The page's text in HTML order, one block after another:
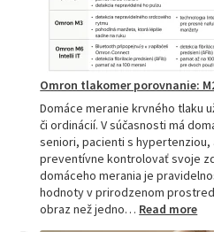
Omron tlakomer porovnanie:
Domáce meranie krvného tlaku
či ordinácií. V súčasnosti má
seniori, pacienti s hypertenziou,
preventívne kontrolovať svoje
domáceho merania je
hodnoty v prirodzenom
obraz než jedno… Read more: